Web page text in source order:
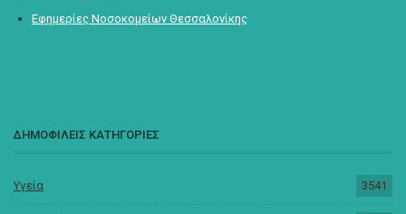
Εφημερίες Νοσοκομείων Θεσσαλονίκης
ΔΗΜΟΦΙΛΕΙΣ ΚΑΤΗΓΟΡΙΕΣ
Υγεία 3541